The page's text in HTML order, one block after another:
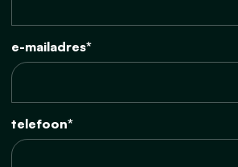
e-mailadres*
telefoon*